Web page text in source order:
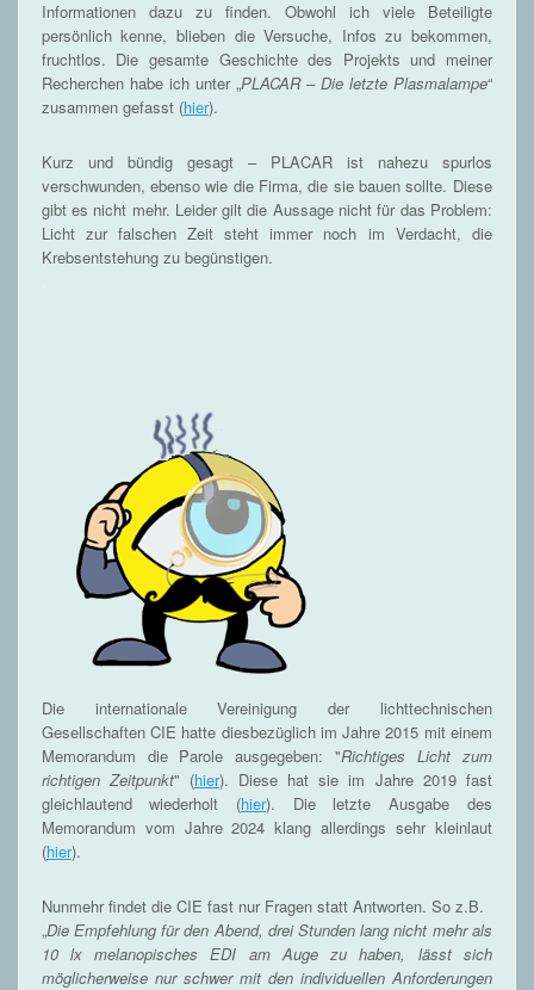
Informationen dazu zu finden. Obwohl ich viele Beteiligte
persönlich kenne, blieben die Versuche, Infos zu bekommen,
fruchtlos. Die gesamte Geschichte des Projekts und meiner
Recherchen habe ich unter „PLACAR – Die letzte Plasmalampe“
zusammen gefasst (hier).
Kurz und bündig gesagt – PLACAR ist nahezu spurlos
verschwunden, ebenso wie die Firma, die sie bauen sollte. Diese
gibt es nicht mehr. Leider gilt die Aussage nicht für das Problem:
Licht zur falschen Zeit steht immer noch im Verdacht, die
Krebsentstehung zu begünstigen.
Die internationale Vereinigung der lichttechnischen
Gesellschaften CIE hatte diesbezüglich im Jahre 2015 mit einem
Memorandum die Parole ausgegeben: "Richtiges Licht zum
richtigen Zeitpunkt" (hier). Diese hat sie im Jahre 2019 fast
gleichlautend wiederholt (hier). Die letzte Ausgabe des
Memorandum vom Jahre 2024 klang allerdings sehr kleinlaut
(hier).
Nunmehr findet die CIE fast nur Fragen statt Antworten. So z.B.
„Die Empfehlung für den Abend, drei Stunden lang nicht mehr als
10 lx melanopisches EDI am Auge zu haben, lässt sich
möglicherweise nur schwer mit den individuellen Anforderungen